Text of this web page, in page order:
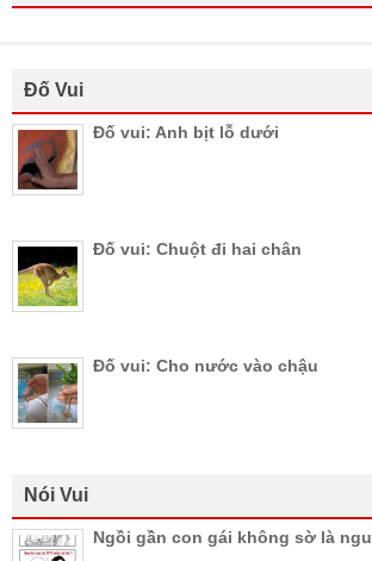
Đố Vui
Đố vui: Anh bịt lỗ dưới
Đố vui: Chuột đi hai chân
Đố vui: Cho nước vào chậu
Nói Vui
Ngồi gần con gái không sờ là ngu